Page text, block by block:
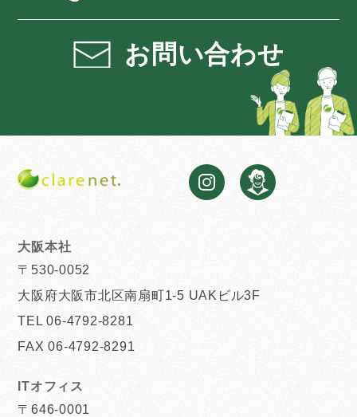
お問い合わせ
大阪本社
〒530-0052
大阪府大阪市北区南扇町1-5 UAKビル3F
TEL 06-4792-8281
FAX 06-4792-8291
ITオフィス
〒646-0001